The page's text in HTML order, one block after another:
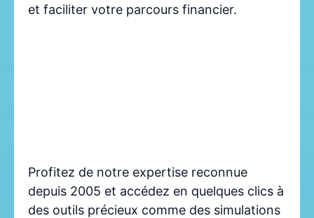
et faciliter votre parcours financier.
Profitez de notre expertise reconnue
depuis 2005 et accédez en quelques clics à
des outils précieux comme des simulations